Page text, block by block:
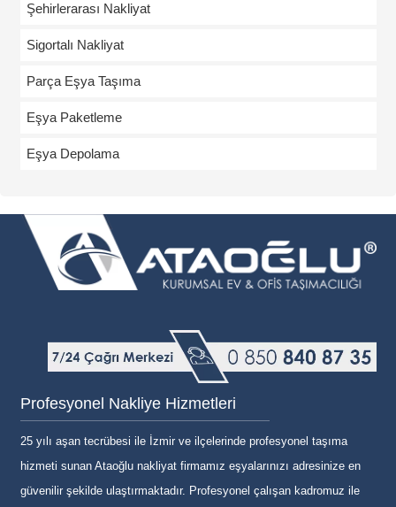
Şehirlerarası Nakliyat
Sigortalı Nakliyat
Parça Eşya Taşıma
Eşya Paketleme
Eşya Depolama
Profesyonel Nakliye Hizmetleri
25 yılı aşan tecrübesi ile İzmir ve ilçelerinde profesyonel taşıma
hizmeti sunan Ataoğlu nakliyat firmamız eşyalarınızı adresinize en
güvenilir şekilde ulaştırmaktadır. Profesyonel çalışan kadromuz ile